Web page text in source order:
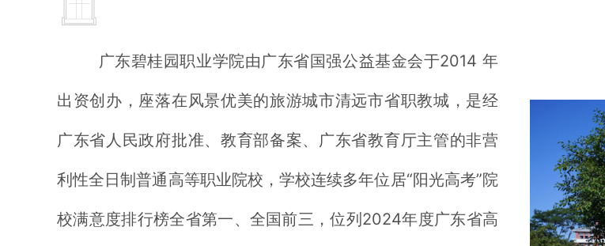
广东碧桂园职业学院由广东省国强公益基金会于2014 年
出资创办，座落在风景优美的旅游城市清远市省职教城，是经
广东省人民政府批准、教育部备案、广东省教育厅主管的非营
利性全日制普通高等职业院校，学校连续多年位居“阳光高考”院
校满意度排行榜全省第一、全国前三，位列2024年度广东省高